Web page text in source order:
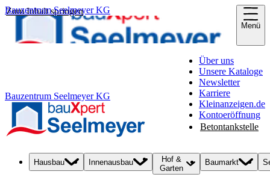
Zum Inhalt springen
Bauzentrum Seelmeyer KG
Menü
Bauzentrum Seelmeyer KG
Über uns
Unsere Kataloge
Newsletter
Karriere
Kleinanzeigen.de
Kontoeröffnung
Betontankstelle
Hausbau Innenausbau
Hof &
Garten
Baumarkt